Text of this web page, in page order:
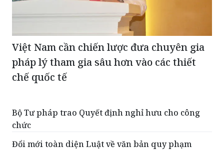
Việt Nam cần chiến lược đưa chuyên gia
pháp lý tham gia sâu hơn vào các thiết
chế quốc tế
Bộ Tư pháp trao Quyết định nghỉ hưu cho công
chức
Đổi mới toàn diện Luật về văn bản quy phạm